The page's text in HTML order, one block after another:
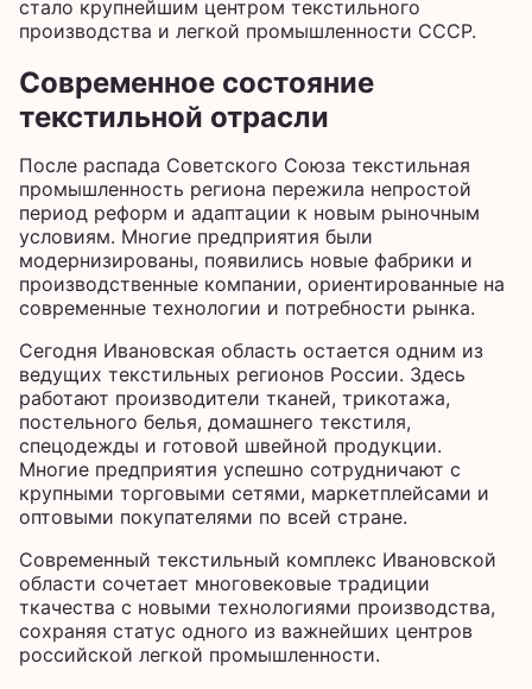
стало крупнейшим центром текстильного
производства и легкой промышленности СССР.
Современное состояние
текстильной отрасли
После распада Советского Союза текстильная
промышленность региона пережила непростой
период реформ и адаптации к новым рыночным
условиям. Многие предприятия были
модернизированы, появились новые фабрики и
производственные компании, ориентированные на
современные технологии и потребности рынка.
Сегодня Ивановская область остается одним из
ведущих текстильных регионов России. Здесь
работают производители тканей, трикотажа,
постельного белья, домашнего текстиля,
спецодежды и готовой швейной продукции.
Многие предприятия успешно сотрудничают с
крупными торговыми сетями, маркетплейсами и
оптовыми покупателями по всей стране.
Современный текстильный комплекс Ивановской
области сочетает многовековые традиции
ткачества с новыми технологиями производства,
сохраняя статус одного из важнейших центров
российской легкой промышленности.